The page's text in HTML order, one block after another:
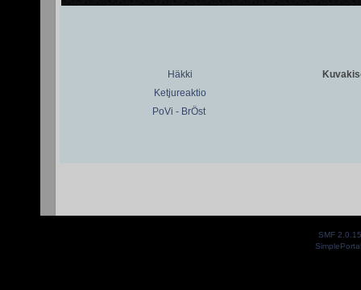
Häkki
Ketjureaktio
PoVi - BrÖst
SMF 2.0.15